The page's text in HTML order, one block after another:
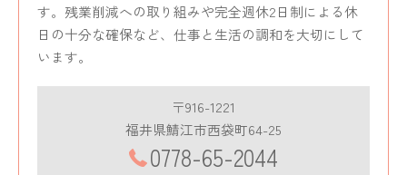
す。残業削減への取り組みや完全週休2日制による休
日の十分な確保など、仕事と生活の調和を大切にして
います。
〒916-1221
福井県鯖江市西袋町64-25
0778-65-2044